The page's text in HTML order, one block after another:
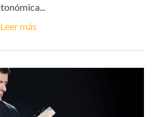
Leer más